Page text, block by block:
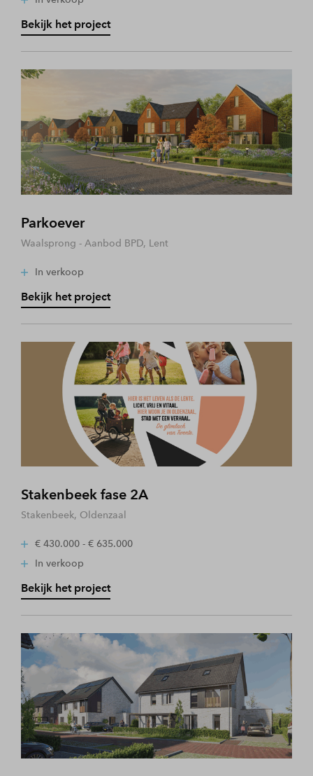
Bekijk het project
Parkoever
Waalsprong - Aanbod BPD, Lent
In verkoop
Bekijk het project
Stakenbeek fase 2A
Stakenbeek, Oldenzaal
€ 430.000 - € 635.000
In verkoop
Bekijk het project